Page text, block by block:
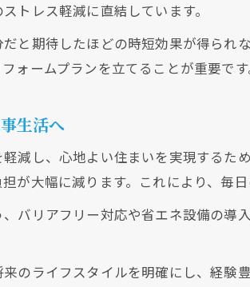
トレス軽減に直結しています。
と期待したほどの時短効果が得られ
ォームプランを立てることが重要です
生活へ
減し、心地よい住まいを実現するた
が大幅に減ります。これにより、毎
バリアフリー対応や省エネ設備の導
のライフスタイルを明確にし、経験
クリックでチラシのページにジャン
クリックでチラシのページにジャン